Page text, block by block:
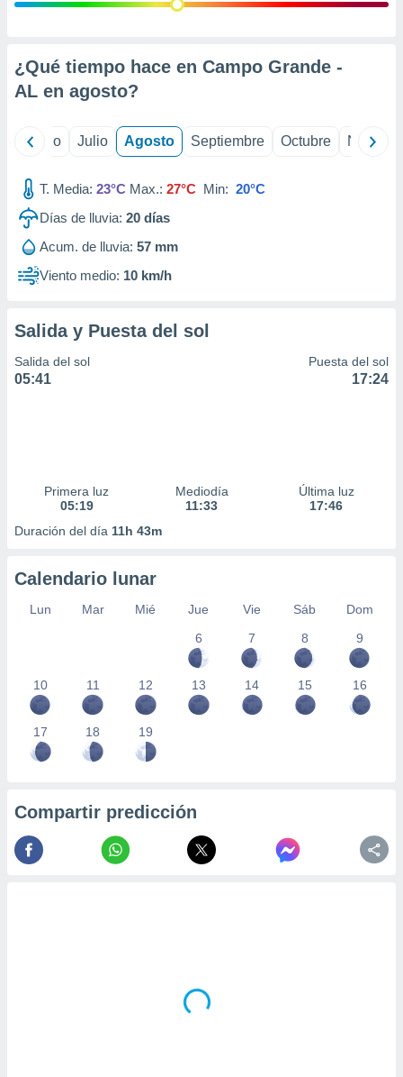
e
mediante
publicidad
de
1199
¿Qué tiempo hace en Campo Grande -
AL en agosto?
Junio Julio Agosto Septiembre Octubre
T. Media: 23°C Max.: 27°C Min: 20°C
Días de lluvia: 20 días
Acum. de lluvia: 57 mm
Viento medio: 10 km/h
Salida y Puesta del sol
Salida del sol
05:41
Puesta del sol
17:24
Primera luz
05:19
Mediodía
11:33
Última luz
17:46
Duración del día 11h 43m
Calendario lunar
Lun Mar Mié Jue Vie Sáb
Dom
6
7 8 9
10 11 12 13 14 15 16
17 18 19
Compartir predicción